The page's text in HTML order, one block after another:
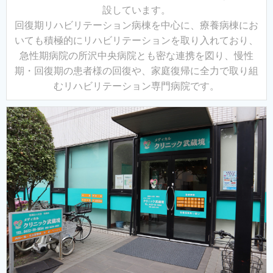
設しています。
回復期リハビリテーション病棟を中心に、療養病棟にお
いても積極的にリハビリテーションを取り入れており、
急性期病院の所沢中央病院とも密な連携を図り、 慢性
期・回復期の患者様の回復や、家庭復帰に全力で取り組
むリハビリテーション専門病院です。